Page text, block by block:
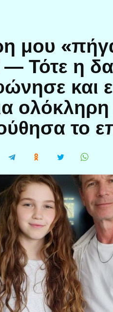
μου
Τότε η
και
το